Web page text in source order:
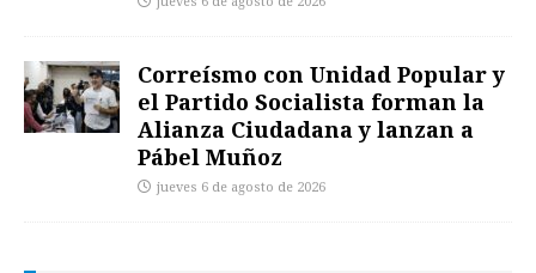
Correísmo con Unidad Popular y
el Partido Socialista forman la
Alianza Ciudadana y lanzan a
Pábel Muñoz
jueves 6 de agosto de 2026